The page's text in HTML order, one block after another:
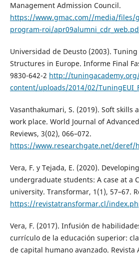
Management Admission Council.
https://www.gmac.com//media/files/
program-roi/
Universidad de Deusto (2003).
Structures in Europe. Informe Final
9830-642-2 http://
content/uploads/2014/02/
Vasanthakumari, S. (2019). Soft skills
work place. World Journal of
Reviews, 3(02), 066–072.
https://www.researchgate.net/deref/
Vera, F. y Tejada, E. (2020).
undergraduate students: A case at a
university. Transformar, 1(1), 57–67.
https://revistatransformar.cl/
Vera, F. (2017). Infusión de
currículo de la educación superior:
de capital humano avanzado. Revista